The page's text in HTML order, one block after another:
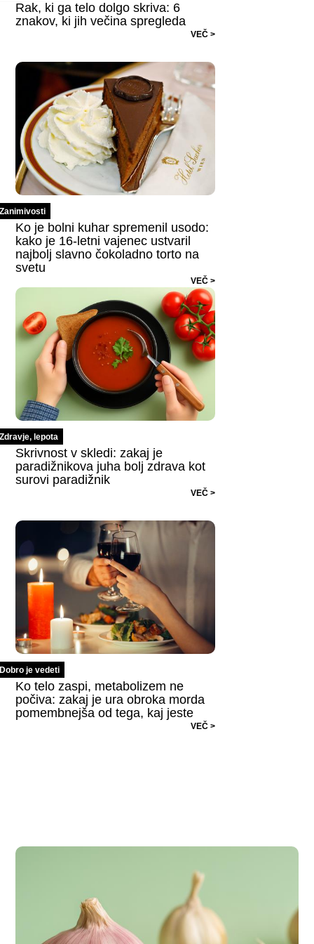
Rak, ki ga telo dolgo skriva: 6
znakov, ki jih večina spregleda
VEČ >
Zanimivosti
Ko je bolni kuhar spremenil usodo:
kako je 16-letni vajenec ustvaril
najbolj slavno čokoladno torto na
svetu
VEČ >
Zdravje, lepota
Skrivnost v skledi: zakaj je
paradižnikova juha bolj zdrava kot
surovi paradižnik
VEČ >
Dobro je vedeti
Ko telo zaspi, metabolizem ne
počiva: zakaj je ura obroka morda
pomembnejša od tega, kaj jeste
VEČ >